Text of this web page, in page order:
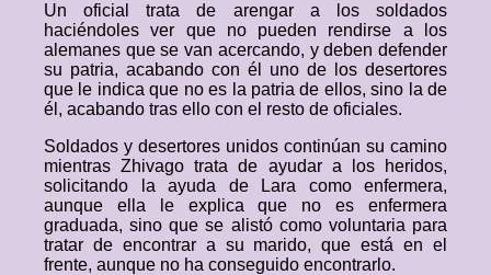
Un oficial trata de arengar a los soldados
haciéndoles ver que no pueden rendirse a los
alemanes que se van acercando, y deben defender
su patria, acabando con él uno de los desertores
que le indica que no es la patria de ellos, sino la de
él, acabando tras ello con el resto de oficiales.
Soldados y desertores unidos continúan su camino
mientras Zhivago trata de ayudar a los heridos,
solicitando la ayuda de Lara como enfermera,
aunque ella le explica que no es enfermera
graduada, sino que se alistó como voluntaria para
tratar de encontrar a su marido, que está en el
frente, aunque no ha conseguido encontrarlo.